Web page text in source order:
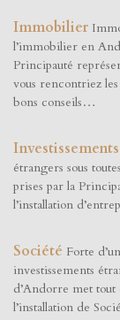
Immobilier
l’immobilier en
Principauté
vous rencontriez
bons conseils…
Investissements
étrangers sous
prises par la
l’installation
Société Forte
investissements
d’Andorre met
l’installation de